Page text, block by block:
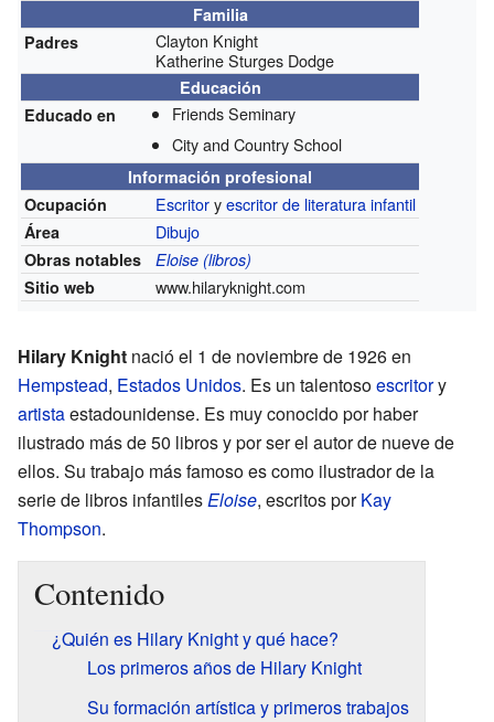
Familia
Padres
Clayton Knight
Katherine Sturges Dodge
Educación
Educado en
Friends Seminary
City and Country School
Información profesional
Ocupación
Escritoryescritor de literatura infantil
Área Dibujo
Obras notables
Eloise (libros)
Sitio web
www.hilaryknight.com
Hilary Knight nació el 1 de noviembre de 1926 en
Hempstead, Estados Unidos. Es un talentosoescritory
artistaestadounidense. Es muy conocido por haber
ilustrado más de 50 libros y por ser el autor de nueve de
ellos. Su trabajo más famoso es como ilustrador de la
serie de libros infantilesEloise, escritos porKay
Thompson.
Contenido
¿Quién es Hilary Knight y qué hace?
Los primeros años de Hilary Knight
Su formación artística y primeros trabajos